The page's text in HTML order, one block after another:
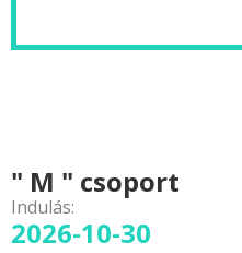
" M " csoport
Indulás:
2026-10-30